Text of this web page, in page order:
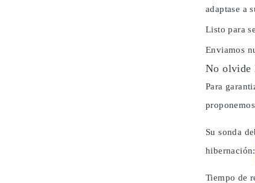
adaptase a
Listo para
Enviamos
No olvide
Para
Su sonda
hibernación:
Tiempo de